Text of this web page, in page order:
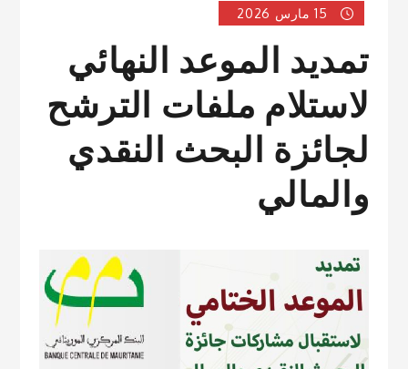
15 مارس 2026
تمديد الموعد النهائي
لاستلام ملفات الترشح
لجائزة البحث النقدي
والمالي